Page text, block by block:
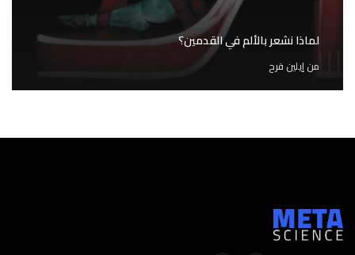
لماذا نشعر بالألم في القدمين؟
منإيلين فرح